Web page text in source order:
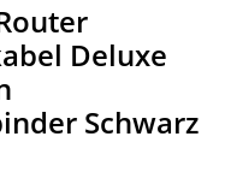
Deluxe
Schwarz